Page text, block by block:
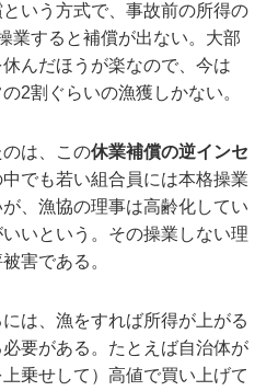
いう方式で、事故前の所得の
業すると補償が出ない。大部
んだほうが楽なので、今は
2割ぐらいの漁獲しかない。
は、この休業補償の逆インセ
でも若い組合員には本格操業
、漁協の理事は高齢化してい
いという。その操業しない理
害である。
は、漁をすれば所得が上がる
要がある。たとえば自治体が
乗せして）高値で買い上げて